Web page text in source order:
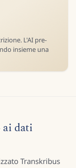
L'AI pre-
insieme una
ai dati
Transkribus